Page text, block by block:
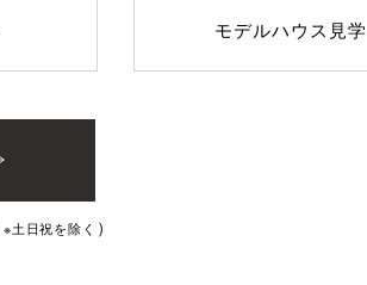
モデルハウス見学
※土日祝を除く ）